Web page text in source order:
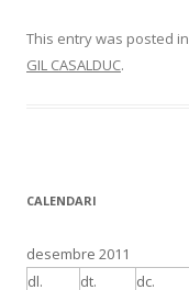
This entry was posted in
GIL CASALDUC.
CALENDARI
desembre 2011
dl.
dt. dc.